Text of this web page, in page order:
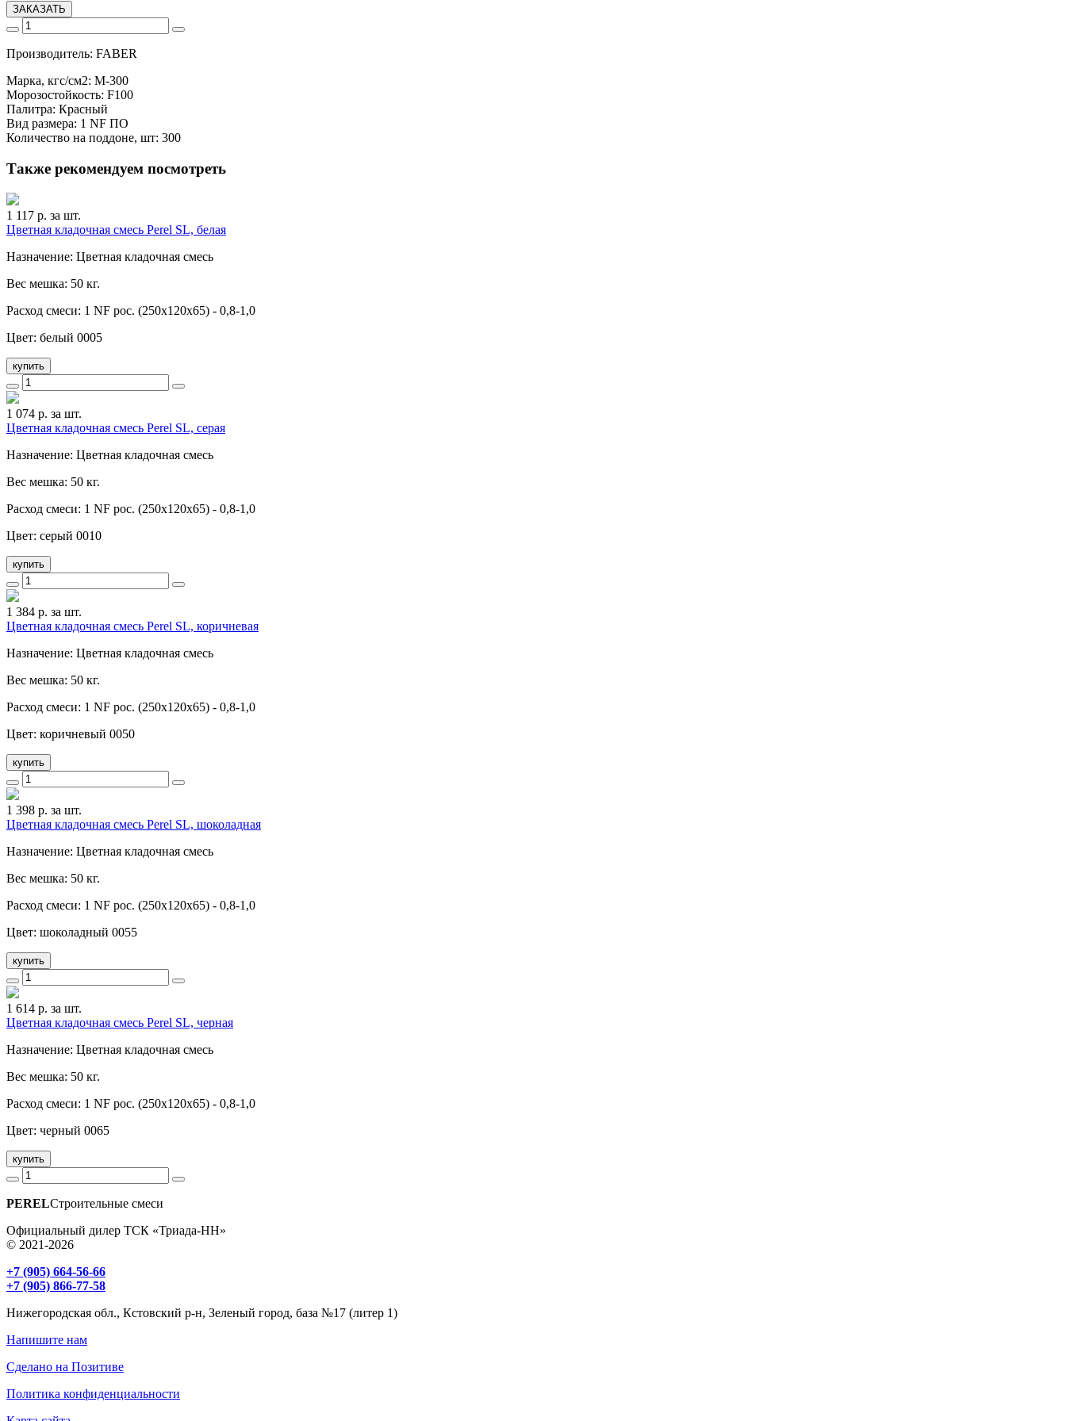
ЗАКАЗАТЬ
Производитель: FABER
Марка, кгс/см2: M-300
Морозостойкость: F100
Палитра: Красный
Вид размера: 1 NF ПО
Количество на поддоне, шт: 300
Также рекомендуем посмотреть
1 117 р. за шт.
Цветная кладочная смесь Perel SL, белая
Назначение: Цветная кладочная смесь
Вес мешка: 50 кг.
Расход смеси: 1 NF рос. (250x120x65) - 0,8-1,0
Цвет: белый 0005
купить
1 074 р. за шт.
Цветная кладочная смесь Perel SL, серая
Назначение: Цветная кладочная смесь
Вес мешка: 50 кг.
Расход смеси: 1 NF рос. (250x120x65) - 0,8-1,0
Цвет: серый 0010
купить
1 384 р. за шт.
Цветная кладочная смесь Perel SL, коричневая
Назначение: Цветная кладочная смесь
Вес мешка: 50 кг.
Расход смеси: 1 NF рос. (250x120x65) - 0,8-1,0
Цвет: коричневый 0050
купить
1 398 р. за шт.
Цветная кладочная смесь Perel SL, шоколадная
Назначение: Цветная кладочная смесь
Вес мешка: 50 кг.
Расход смеси: 1 NF рос. (250x120x65) - 0,8-1,0
Цвет: шоколадный 0055
купить
1 614 р. за шт.
Цветная кладочная смесь Perel SL, черная
Назначение: Цветная кладочная смесь
Вес мешка: 50 кг.
Расход смеси: 1 NF рос. (250x120x65) - 0,8-1,0
Цвет: черный 0065
купить
PERELСтроительные смеси
Официальный дилер ТСК «Триада-НН»
© 2021-2026
+7 (905) 664-56-66
+7 (905) 866-77-58
Нижегородская обл., Кстовский р-н, Зеленый город, база №17 (литер 1)
Напишите нам
Сделано на Позитиве
Политика конфиденциальности